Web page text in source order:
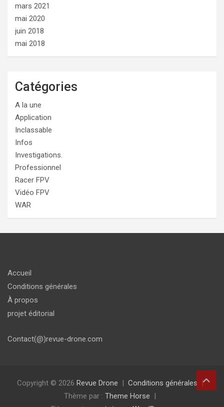
mars 2021
mai 2020
juin 2018
mai 2018
Catégories
A la une
Application
Inclassable
Infos
Investigations.
Professionnel
Racer FPV
Vidéo FPV
WAR
Accueil
Conditions générales
À propos
projet éditorial
Contact(@)revue-drone.com
Copyright © 2026 Revue Drone
Conditions générales
Thème par : Theme Horse